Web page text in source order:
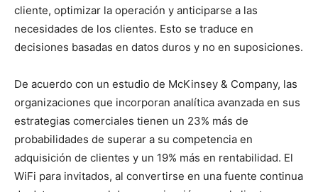
cliente, optimizar la operación y anticiparse a las
necesidades de los clientes. Esto se traduce en
decisiones basadas en datos duros y no en suposiciones.
De acuerdo con un estudio de McKinsey & Company, las
organizaciones que incorporan analítica avanzada en sus
estrategias comerciales tienen un 23% más de
probabilidades de superar a su competencia en
adquisición de clientes y un 19% más en rentabilidad. El
WiFi para invitados, al convertirse en una fuente continua